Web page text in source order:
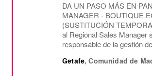
DA UN PASO MÁS EN
MANAGER - BOUTIQUE
(SUSTITUCIÓN
al Regional Sales Manager
responsable de la gestión
gestión del equipo, con una
Getafe,Comunidad de